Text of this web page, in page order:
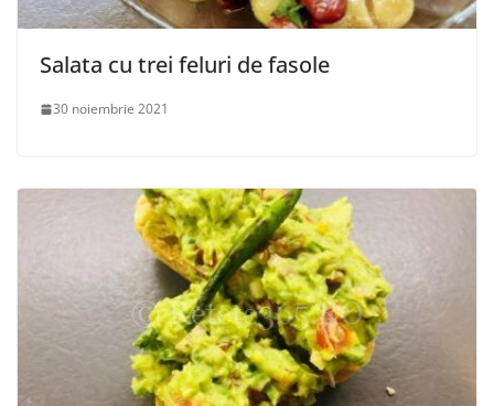
Salata cu trei feluri de fasole
30 noiembrie 2021